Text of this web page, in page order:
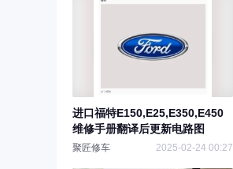
进口福特E150,E25,E350,E450
维修手册翻译后更新电路图
聚匠修车 2025-02-24 00:27